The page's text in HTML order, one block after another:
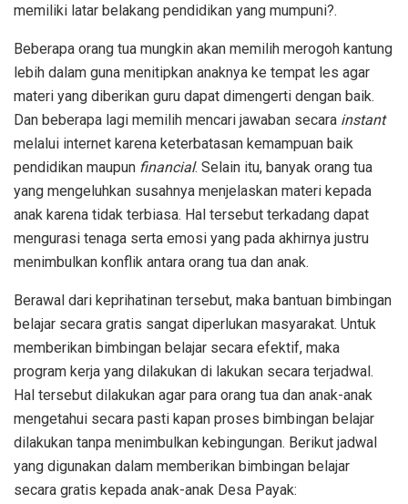
memiliki latar belakang pendidikan yang mumpuni?.
Beberapa orang tua mungkin akan memilih merogoh kantung
lebih dalam guna menitipkan anaknya ke tempat les agar
materi yang diberikan guru dapat dimengerti dengan baik.
Dan beberapa lagi memilih mencari jawaban secara instant
melalui internet karena keterbatasan kemampuan baik
pendidikan maupun financial. Selain itu, banyak orang tua
yang mengeluhkan susahnya menjelaskan materi kepada
anak karena tidak terbiasa. Hal tersebut terkadang dapat
mengurasi tenaga serta emosi yang pada akhirnya justru
menimbulkan konflik antara orang tua dan anak.
Berawal dari keprihatinan tersebut, maka bantuan bimbingan
belajar secara gratis sangat diperlukan masyarakat. Untuk
memberikan bimbingan belajar secara efektif, maka
program kerja yang dilakukan di lakukan secara terjadwal.
Hal tersebut dilakukan agar para orang tua dan anak-anak
mengetahui secara pasti kapan proses bimbingan belajar
dilakukan tanpa menimbulkan kebingungan. Berikut jadwal
yang digunakan dalam memberikan bimbingan belajar
secara gratis kepada anak-anak Desa Payak: